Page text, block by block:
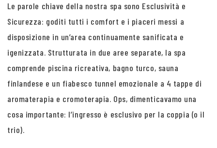
Le parole chiave della nostra spa sono Esclusività e
Sicurezza: goditi tutti i comfort e i piaceri messi a
disposizione in un’area continuamente sanificata e
igenizzata. Strutturata in due aree separate, la spa
comprende piscina ricreativa, bagno turco, sauna
finlandese e un fiabesco tunnel emozionale a 4 tappe di
aromaterapia e cromoterapia. Ops, dimenticavamo una
cosa importante: l’ingresso è esclusivo per la coppia (o il
trio).